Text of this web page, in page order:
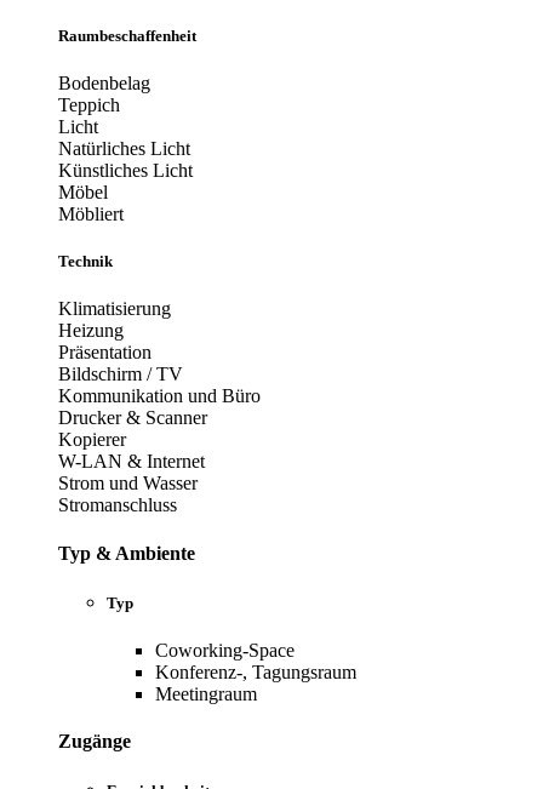
Raumbeschaffenheit
Bodenbelag
Teppich
Licht
Natürliches Licht
Künstliches Licht
Möbel
Möbliert
Technik
Klimatisierung
Heizung
Präsentation
Bildschirm / TV
Kommunikation und Büro
Drucker & Scanner
Kopierer
W-LAN & Internet
Strom und Wasser
Stromanschluss
Typ & Ambiente
Typ
Coworking-Space
Konferenz-, Tagungsraum
Meetingraum
Zugänge